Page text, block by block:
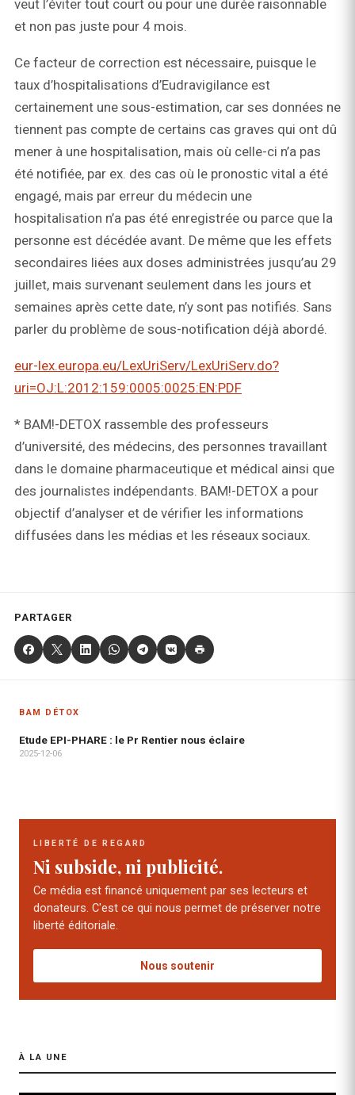
veut l’éviter tout court ou pour une durée raisonnable
et non pas juste pour 4 mois.
Ce facteur de correction est nécessaire, puisque le
taux d’hospitalisations d’Eudravigilance est
certainement une sous-estimation, car ses données ne
tiennent pas compte de certains cas graves qui ont dû
mener à une hospitalisation, mais où celle-ci n’a pas
été notifiée, par ex. des cas où le pronostic vital a été
engagé, mais par erreur du médecin une
hospitalisation n’a pas été enregistrée ou parce que la
personne est décédée avant. De même que les effets
secondaires liées aux doses administrées jusqu’au 29
juillet, mais survenant seulement dans les jours et
semaines après cette date, n’y sont pas notifiés. Sans
parler du problème de sous-notification déjà abordé.
eur-lex.europa.eu/LexUriServ/LexUriServ.do?
uri=OJ:L:2012:159:0005:0025:EN:PDF
* BAM!-DETOX rassemble des professeurs
d’université, des médecins, des personnes travaillant
dans le domaine pharmaceutique et médical ainsi que
des journalistes indépendants. BAM!-DETOX a pour
objectif d’analyser et de vérifier les informations
diffusées dans les médias et les réseaux sociaux.
PARTAGER
BAM DÉTOX
Etude EPI-PHARE : le Pr Rentier nous éclaire
2025-12-06
LIBERTÉ DE REGARD
Ni subside, ni publicité.
Ce média est financé uniquement par ses lecteurs et
donateurs. C'est ce qui nous permet de préserver notre
liberté éditoriale.
Nous soutenir
À LA UNE